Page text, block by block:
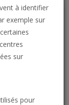
à identifier
exemple sur
sur
pour